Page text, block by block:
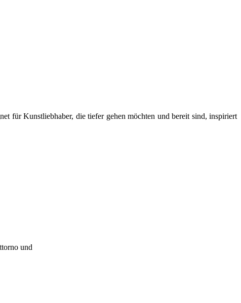
für Kunstliebhaber, die tiefer gehen möchten und bereit sind, inspiriert
und